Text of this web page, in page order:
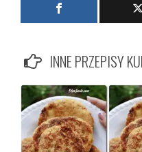
INNE PRZEPISY